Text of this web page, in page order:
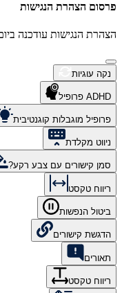
פרסום הצהרת הנגישות
הצהרת הנגישות עודכנה ביום:
נקה עוגיות
ADHD פרופיל
פרופיל מוגבלות קוגנטיבית
ניווט מקלדת
סמן קישורים עם צבע רקע?
ריווח טקסט
ביטול הנפשות
הדגשת קישורים
תאורים
ריווח טקסט